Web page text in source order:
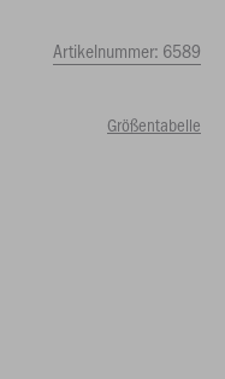
Artikelnummer: 6589
Größentabelle